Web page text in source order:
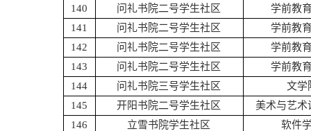
140
问礼书院二号学生社区
学前教
141
问礼书院二号学生社区
学前教
142
问礼书院二号学生社区
学前教
143
问礼书院二号学生社区
学前教
144
问礼书院三号学生社区
文学
145
开阳书院二号学生社区
美术与艺术
146
立雪书院学生社区
软件